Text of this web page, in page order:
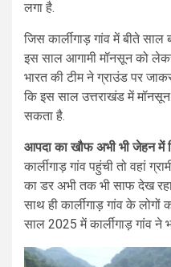
लगा है.
जिस कार्लीगाड़ गांव में बीते
इस साल आगामी मॉनसून को
भारत की टीम ने ग्राउंड पर
कि इस साल उत्तराखंड में
सकता है.
आपदा का खौफ अभी भी जेहन में
कार्लीगाड़ गांव पहुंची तो वहां
का डर अभी तक भी साफ देख
साथ ही कार्लीगाड़ गांव के
साल 2025 में कार्लीगाड़ गांव ने